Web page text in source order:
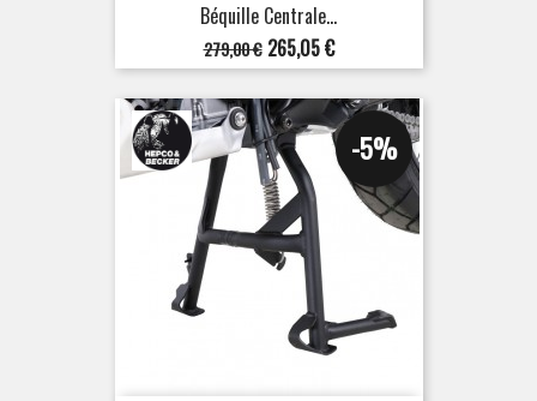
Béquille Centrale...
Prix
de
base
279,00 € Prix
265,05 €
-5%